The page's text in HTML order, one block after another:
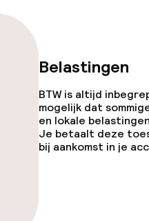
Laat ontbijt
Belastingen
BTW is altijd
mogelijk dat
en lokale
Je betaalt deze
bij aankomst in je